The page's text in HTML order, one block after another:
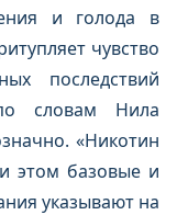
и голода в
чувство
последствий
словам Нила
«Никотин
этом базовые и
указывают на